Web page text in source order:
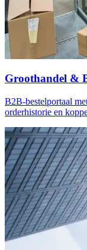
Groothandel &
B2B-bestelportaal
orderhistorie en